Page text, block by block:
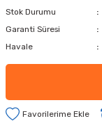
Stok Durumu
Garanti Süresi
Havale